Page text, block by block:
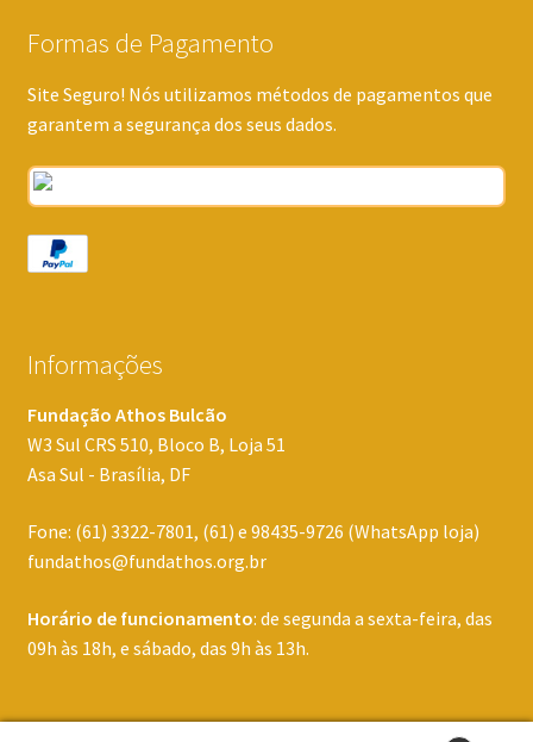
Formas de Pagamento
Site Seguro! Nós utilizamos métodos de pagamentos que
garantem a segurança dos seus dados.
Informações
Fundação Athos Bulcão
W3 Sul CRS 510, Bloco B, Loja 51
Asa Sul - Brasília, DF
Fone: (61) 3322-7801, (61) e 98435-9726 (WhatsApp loja)
fundathos@fundathos.org.br
Horário de funcionamento: de segunda a sexta-feira, das
09h às 18h, e sábado, das 9h às 13h.